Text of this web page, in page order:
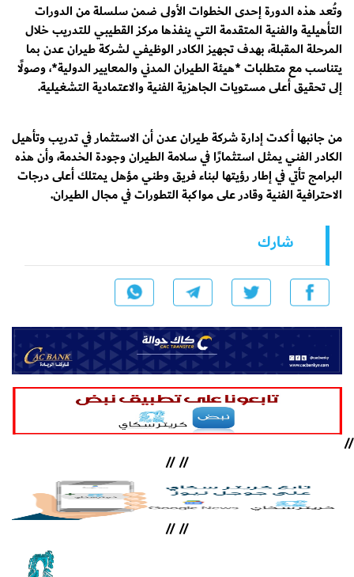
وتُعد هذه الدورة إحدى الخطوات الأولى ضمن سلسلة من الدورات
التأهيلية والفنية المتقدمة التي ينفذها مركز القطيبي للتدريب خلال
المرحلة المقبلة، بهدف تجهيز الكادر الوظيفي لشركة طيران عدن بما
يتناسب مع متطلبات *هيئة الطيران المدني والمعايير الدولية*، وصولًا
إلى تحقيق أعلى مستويات الجاهزية الفنية والاعتمادية التشغيلية.
من جانبها أكدت إدارة شركة طيران عدن أن الاستثمار في تدريب وتأهيل
الكادر الفني يمثل استثمارًا في سلامة الطيران وجودة الخدمة، وأن هذه
البرامج تأتي في إطار رؤيتها لبناء فريق وطني مؤهل يمتلك أعلى درجات
الاحترافية الفنية وقادر على مواكبة التطورات في مجال الطيران.
شارك
//
//
//
//
//